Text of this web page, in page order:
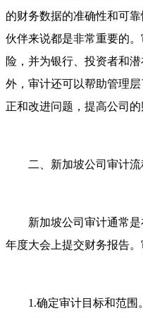
的财务数据的准确性和可
伙伴来说都是非常重要的
险，并为银行、投资者和
外，审计还可以帮助管理
正和改进问题，提高公司的
二、新加坡公司审计流
新加坡公司审计通常
年度大会上提交财务报告
1.确定审计目标和范